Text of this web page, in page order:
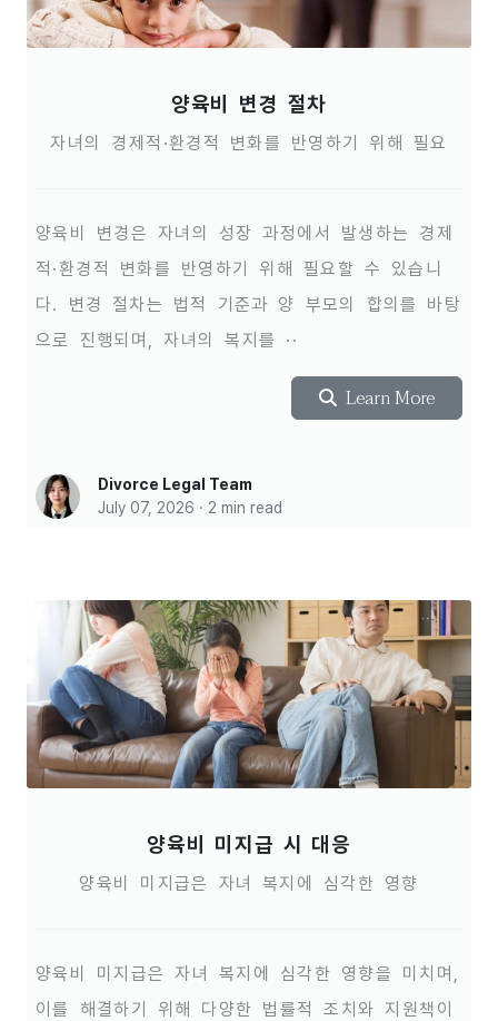
양육비 변경 절차
자녀의 경제적·환경적 변화를 반영하기 위해 필요
양육비 변경은 자녀의 성장 과정에서 발생하는 경제
적·환경적 변화를 반영하기 위해 필요할 수 있습니
다. 변경 절차는 법적 기준과 양 부모의 합의를 바탕
으로 진행되며, 자녀의 복지를 ··
Learn More
Divorce Legal Team
July 07, 2026 · 2 min read
양육비 미지급 시 대응
양육비 미지급은 자녀 복지에 심각한 영향
양육비 미지급은 자녀 복지에 심각한 영향을 미치며,
이를 해결하기 위해 다양한 법률적 조치와 지원책이